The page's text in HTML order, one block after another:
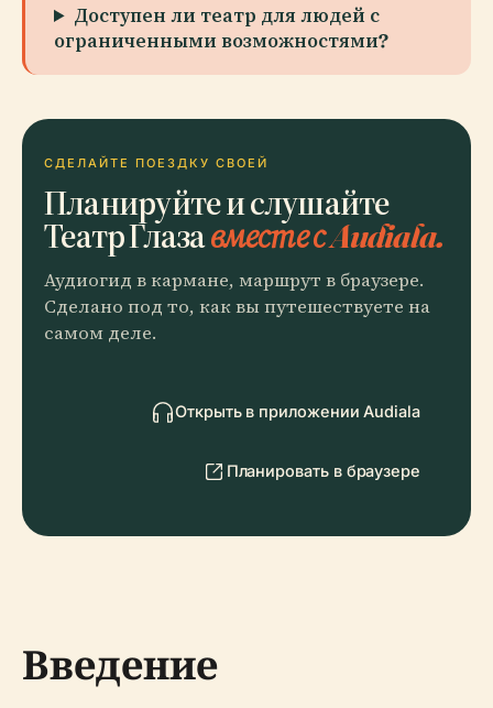
Доступен ли театр для людей с
ограниченными возможностями?
СДЕЛАЙТЕ ПОЕЗДКУ СВОЕЙ
Планируйте и слушайте
Театр Глазавместе с Audiala.
Аудиогид в кармане, маршрут в браузере.
Сделано под то, как вы путешествуете на
самом деле.
Открыть в приложении Audiala
Планировать в браузере
Введение